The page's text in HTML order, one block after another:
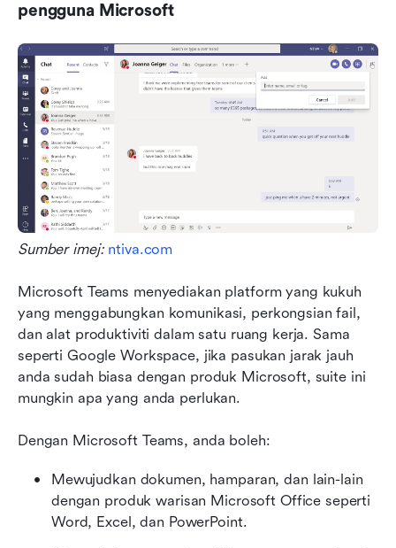
pengguna Microsoft
Sumber imej: ntiva.com
Microsoft Teams menyediakan platform yang kukuh
yang menggabungkan komunikasi, perkongsian fail,
dan alat produktiviti dalam satu ruang kerja. Sama
seperti Google Workspace, jika pasukan jarak jauh
anda sudah biasa dengan produk Microsoft, suite ini
mungkin apa yang anda perlukan.
Dengan Microsoft Teams, anda boleh:
Mewujudkan dokumen, hamparan, dan lain-lain
dengan produk warisan Microsoft Office seperti
Word, Excel, dan PowerPoint.